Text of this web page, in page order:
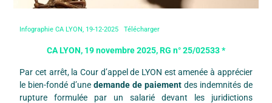
Infographie CA LYON, 19-12-2025 Télécharger
CA LYON, 19 novembre 2025, RG n° 25/02533 *
Par cet arrêt, la Cour d’appel de LYON est amenée à apprécier
le bien-fondé d’unedemande de paiement des indemnités de
rupture formulée par un salarié devant les juridictions